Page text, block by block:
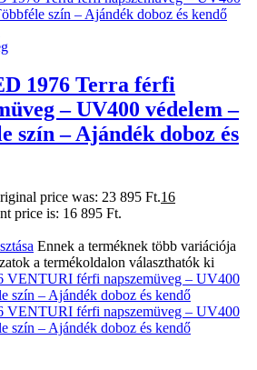
1976 Terra férfi
– UV400 védelem –
szín – Ajándék doboz és
price was: 23 895 Ft.16
price is: 16 895 Ft.
Ennek a terméknek több variációja
a termékoldalon választhatók ki